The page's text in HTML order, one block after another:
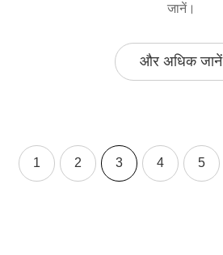
जानें।
और अधिक जानें
1 2 3 4 5